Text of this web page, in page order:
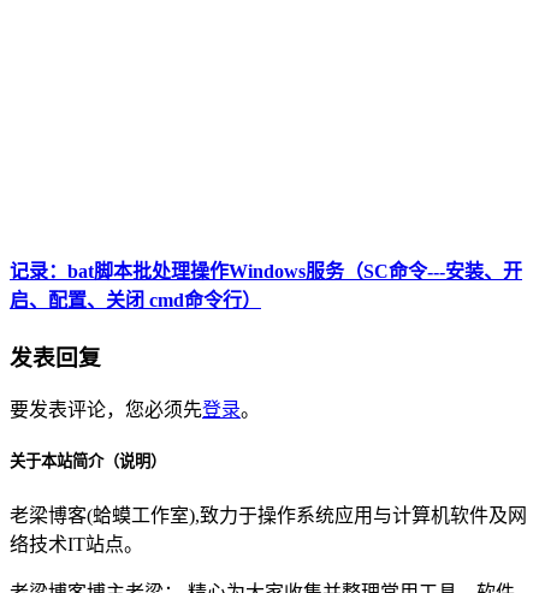
记录：bat脚本批处理操作Windows服务（SC命令---安装、开
启、配置、关闭 cmd命令行）
发表回复
要发表评论，您必须先登录。
关于本站简介（说明）
老梁博客(蛤蟆工作室),致力于操作系统应用与计算机软件及网
络技术IT站点。